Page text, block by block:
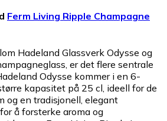
Ferm Living Ripple Champagne
Hadeland Glassverk Odysse og
er det flere sentrale
Odysse kommer i en 6-
kapasitet på 25 cl, ideell for de
og en tradisjonell, elegant
å forsterke aroma og